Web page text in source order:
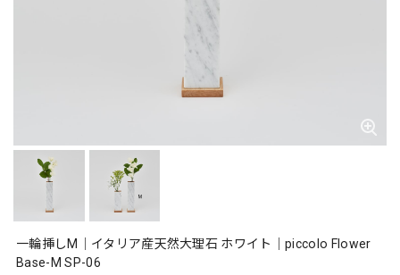
一輪挿しM｜イタリア産天然大理石 ホワイト｜piccolo Flower
Base-M SP-06